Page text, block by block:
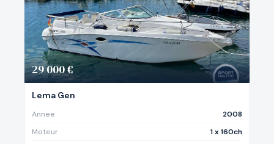
29 000 €
Lema Gen
Annee
2008
Moteur
1 x 160ch